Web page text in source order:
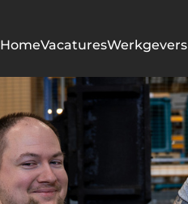
HomeVacaturesWerkgevers